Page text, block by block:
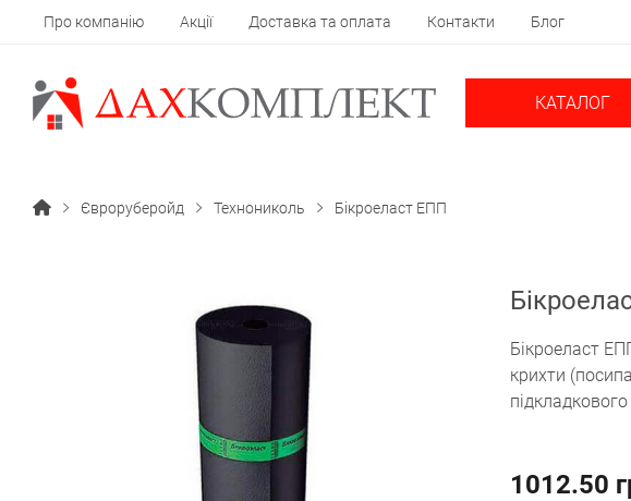
Про компанію Акції Доставка та оплата Контакти Блог
КАТАЛОГ
Євроруберойд Технониколь Бікроеласт ЕПП
Бікроеласт
крихти
1012.50